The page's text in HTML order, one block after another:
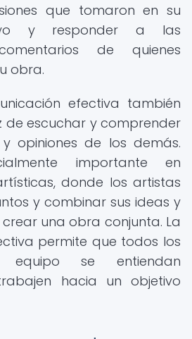
que tomaron en su
y responder a las
de quienes
obra.
efectiva también
de escuchar y comprender
opiniones de los demás.
importante en
donde los artistas
y combinar sus ideas y
una obra conjunta. La
permite que todos los
equipo se entiendan
hacia un objetivo